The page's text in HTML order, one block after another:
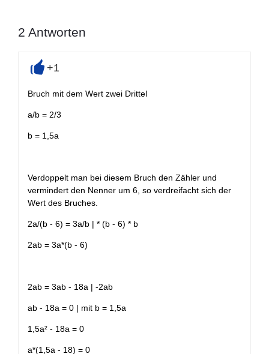
2 Antworten
+1
Bruch mit dem Wert zwei Drittel
a/b = 2/3
b = 1,5a
Verdoppelt man bei diesem Bruch den Zähler und
vermindert den Nenner um 6, so verdreifacht sich der
Wert des Bruches.
2a/(b - 6) = 3a/b | * (b - 6) * b
2ab = 3a*(b - 6)
2ab = 3ab - 18a | -2ab
ab - 18a = 0 | mit b = 1,5a
1,5a² - 18a = 0
a*(1,5a - 18) = 0